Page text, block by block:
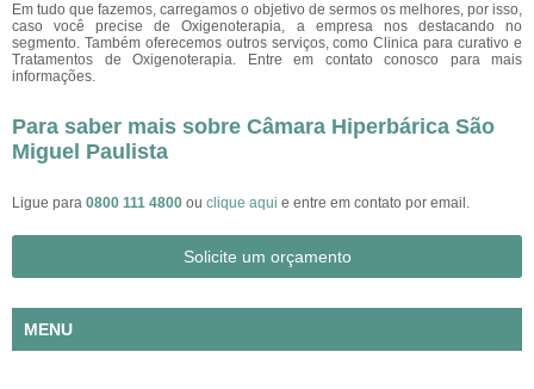
Em tudo que fazemos, carregamos o objetivo de sermos os melhores, por isso,
caso você precise de Oxigenoterapia, a empresa nos destacando no
segmento. Também oferecemos outros serviços, como Clinica para curativo e
Tratamentos de Oxigenoterapia. Entre em contato conosco para mais
informações.
Para saber mais sobre Câmara Hiperbárica São
Miguel Paulista
Ligue para 0800 111 4800 ou clique aqui e entre em contato por email.
Solicite um orçamento
MENU